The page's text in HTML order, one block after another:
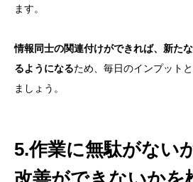
ます。
情報同士の関連付けができれば、新た
るようになるため、毎日のインプット
ましょう。
5.作業に無駄がない